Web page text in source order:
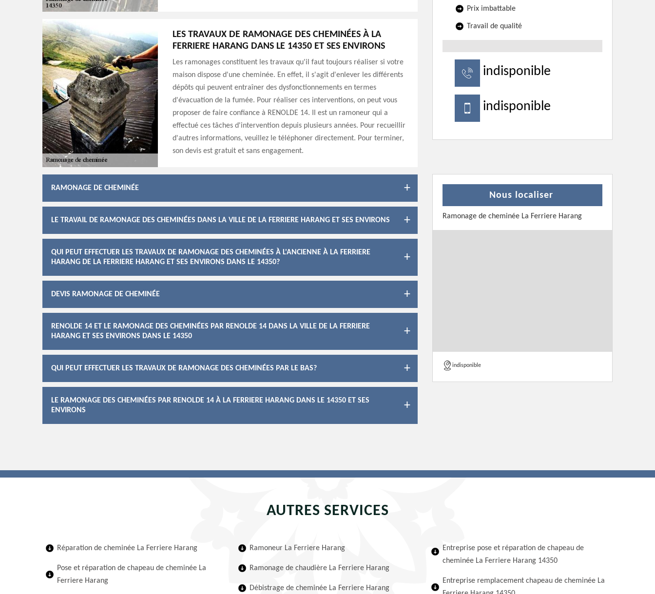
LES TRAVAUX DE RAMONAGE DES CHEMINÉES À LA
FERRIERE HARANG DANS LE 14350 ET SES ENVIRONS
Les ramonages constituent les travaux qu'il faut toujours réaliser si votre
maison dispose d'une cheminée. En effet, il s'agit d'enlever les différents
dépôts qui peuvent entraîner des dysfonctionnements en termes
d'évacuation de la fumée. Pour réaliser ces interventions, on peut vous
proposer de faire confiance à RENOLDE 14. Il est un ramoneur qui a
effectué ces tâches d'intervention depuis plusieurs années. Pour recueillir
d'autres informations, veuillez le téléphoner directement. Pour terminer,
son devis est gratuit et sans engagement.
RAMONAGE DE CHEMINÉE
LE TRAVAIL DE RAMONAGE DES CHEMINÉES DANS LA VILLE DE LA FERRIERE HARANG ET SES ENVIRONS
QUI PEUT EFFECTUER LES TRAVAUX DE RAMONAGE DES CHEMINÉES À L'ANCIENNE À LA FERRIERE
HARANG DE LA FERRIERE HARANG ET SES ENVIRONS DANS LE 14350?
DEVIS RAMONAGE DE CHEMINÉE
RENOLDE 14 ET LE RAMONAGE DES CHEMINÉES PAR RENOLDE 14 DANS LA VILLE DE LA FERRIERE
HARANG ET SES ENVIRONS DANS LE 14350
QUI PEUT EFFECTUER LES TRAVAUX DE RAMONAGE DES CHEMINÉES PAR LE BAS?
LE RAMONAGE DES CHEMINÉES PAR RENOLDE 14 À LA FERRIERE HARANG DANS LE 14350 ET SES
ENVIRONS
Prix imbattable
Travail de qualité
indisponible
indisponible
Nous localiser
Ramonage de cheminée La Ferriere Harang
indisponible
AUTRES SERVICES
Réparation de cheminée La Ferriere Harang
Pose et réparation de chapeau de cheminée La
Ferriere Harang
Ramoneur La Ferriere Harang
Ramonage de chaudière La Ferriere Harang
Débistrage de cheminée La Ferriere Harang
Entreprise pose et réparation de chapeau de
cheminée La Ferriere Harang 14350
Entreprise remplacement chapeau de cheminée La